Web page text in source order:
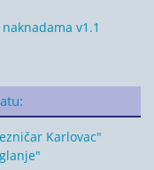
v1.1
Karlovac"